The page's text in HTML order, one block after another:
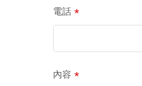
電話 *
內容 *